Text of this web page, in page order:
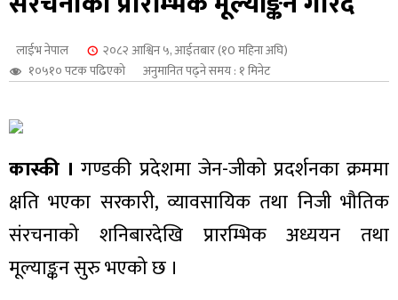
लाईभ नेपाल
२०८२ आश्विन ५, आईतबार (१0 महिना अघि)
१०५१० पटक पढिएको
अनुमानित पढ्ने समय : १ मिनेट
कास्की । गण्डकी प्रदेशमा जेन-जीको प्रदर्शनका क्रममा
क्षति भएका सरकारी, व्यावसायिक तथा निजी भौतिक
संरचनाको शनिबारदेखि प्रारम्भिक अध्ययन तथा
मूल्याङ्कन सुरु भएको छ ।